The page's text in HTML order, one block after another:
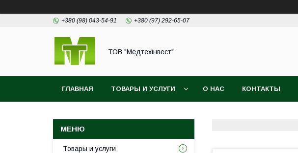
+380 (98) 043-54-91 +380 (97) 292-65-07
ТОВ "Медтехінвест"
ГЛАВНАЯ ТОВАРЫ И УСЛУГИ О НАС КОНТАКТЫ
Товары и услуги